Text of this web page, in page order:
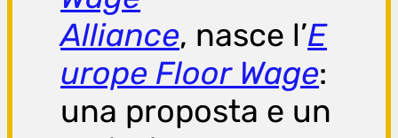
Alliance, nasce l’E
urope Floor Wage:
una proposta e un